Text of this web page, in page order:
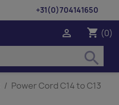
+31(0)704141650
shopping_cart (0)

search
Power Cord C14 to C13